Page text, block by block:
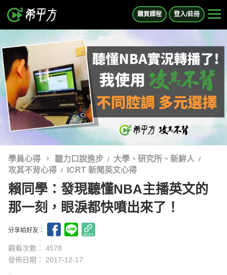
購買課程 登入/註冊
學員心得 聽力口說進步
大學、研究所、新鮮人
攻其不背心得
ICRT 新聞英文心得
賴同學：發現聽懂NBA主播英文的
那一刻，眼淚都快噴出來了！
分享給好友：
觀看次數： 4578
發佈日期： 2017-12-17